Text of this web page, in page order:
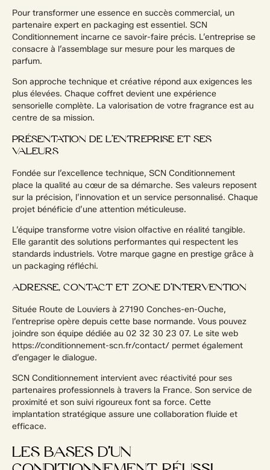
Pour transformer une essence en succès commercial, un
partenaire expert en packaging est essentiel. SCN
Conditionnement incarne ce savoir-faire précis. L’entreprise se
consacre à l’assemblage sur mesure pour les marques de
parfum.
Son approche technique et créative répond aux exigences les
plus élevées. Chaque coffret devient une expérience
sensorielle complète. La valorisation de votre fragrance est au
centre de sa mission.
PRÉSENTATION DE L’ENTREPRISE ET SES
VALEURS
Fondée sur l’excellence technique, SCN Conditionnement
place la qualité au cœur de sa démarche. Ses valeurs reposent
sur la précision, l’innovation et un service personnalisé. Chaque
projet bénéficie d’une attention méticuleuse.
L’équipe transforme votre vision olfactive en réalité tangible.
Elle garantit des solutions performantes qui respectent les
standards industriels. Votre marque gagne en prestige grâce à
un packaging réfléchi.
ADRESSE, CONTACT ET ZONE D’INTERVENTION
Située Route de Louviers à 27190 Conches-en-Ouche,
l’entreprise opère depuis cette base normande. Vous pouvez
joindre son équipe dédiée au 02 32 30 23 07. Le site web
https://conditionnement-scn.fr/contact/ permet également
d’engager le dialogue.
SCN Conditionnement intervient avec réactivité pour ses
partenaires professionnels à travers la France. Son service de
proximité et son suivi rigoureux font sa force. Cette
implantation stratégique assure une collaboration fluide et
efficace.
LES BASES D’UN